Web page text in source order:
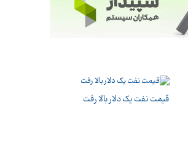
قیمت نفت یک دلار بالا رفت